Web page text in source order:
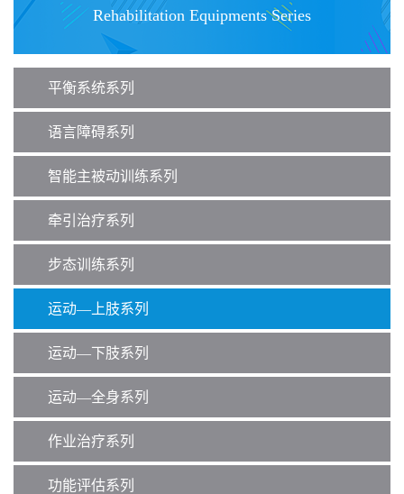
i
g
i
Rehabilitation Equipments Series
平衡系统系列
语言障碍系列
智能主被动训练系列
牵引治疗系列
步态训练系列
运动—上肢系列
运动—下肢系列
运动—全身系列
作业治疗系列
功能评估系列